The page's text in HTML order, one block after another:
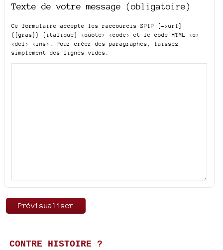
Texte de votre message (obligatoire)
Ce formulaire accepte les raccourcis SPIP
[->url]
{{gras}} {italique} <quote> <code>
et le code HTML <q>
<del> <ins>
. Pour créer des paragraphes, laissez
simplement des lignes vides.
CONTRE HISTOIRE ?